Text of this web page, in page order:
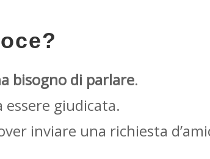
bisogno di parlare.
essere giudicata.
inviare una richiesta